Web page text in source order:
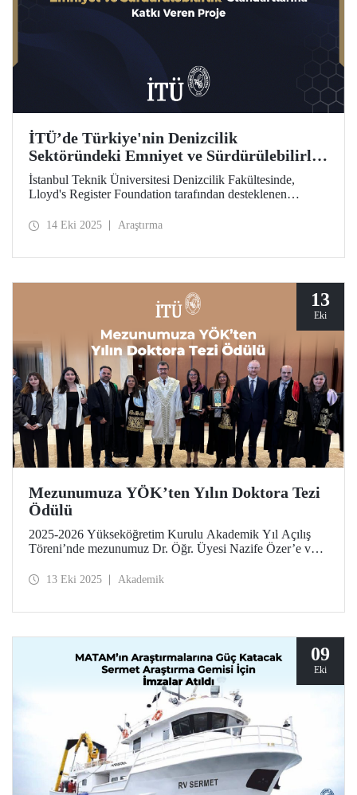
İTÜ’de Türkiye'nin Denizcilik
Sektöründeki Emniyet ve Sürdürülebilirlik
Standartlarına Katkı Veren Proje
İstanbul Teknik Üniversitesi Denizcilik Fakültesinde,
Lloyd's Register Foundation tarafından desteklenen
Gemi Geri Dönüşüm Risk Çerçevesi” projesi kapsamında
14 Eki 2025 Araştırma
13
Eki
Mezunumuza YÖK’ten Yılın Doktora Tezi
Ödülü
2025-2026 Yükseköğretim Kurulu Akademik Yıl Açılış
Töreni’nde mezunumuz Dr. Öğr. Üyesi Nazife Özer’e ve
Sanatlar ve Mimarlık” kategorisindeki Yılın Doktora Tezi
13 Eki 2025 Akademik
09
Eki